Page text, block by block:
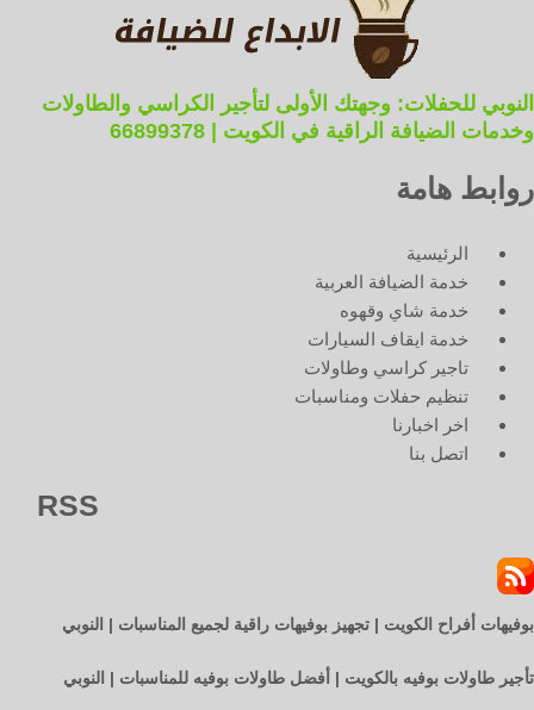
النوبي للحفلات: وجهتك الأولى لتأجير الكراسي والطاولات
وخدمات الضيافة الراقية في الكويت | 66899378
روابط هامة
الرئيسية
خدمة الضيافة العربية
خدمة شاي وقهوه
خدمة ايقاف السيارات
تاجير كراسي وطاولات
تنظيم حفلات ومناسبات
اخر اخبارنا
اتصل بنا
RSS
بوفيهات أفراح الكويت | تجهيز بوفيهات راقية لجميع المناسبات | النوبي
تأجير طاولات بوفيه بالكويت | أفضل طاولات بوفيه للمناسبات | النوبي